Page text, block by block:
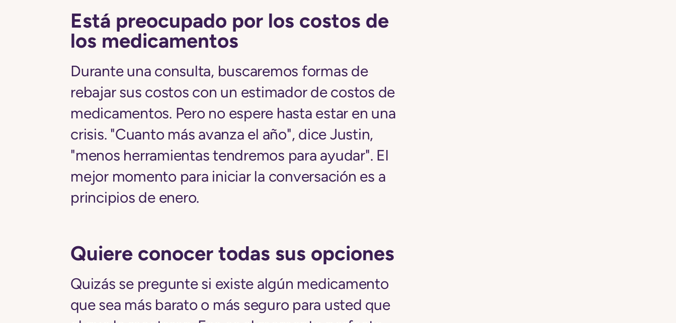
Está preocupado por los costos de
los medicamentos
Durante una consulta, buscaremos formas de
rebajar sus costos con un estimador de costos de
medicamentos. Pero no espere hasta estar en una
crisis. "Cuanto más avanza el año", dice Justin,
"menos herramientas tendremos para ayudar". El
mejor momento para iniciar la conversación es a
principios de enero.
Quiere conocer todas sus opciones
Quizás se pregunte si existe algún medicamento
que sea más barato o más seguro para usted que